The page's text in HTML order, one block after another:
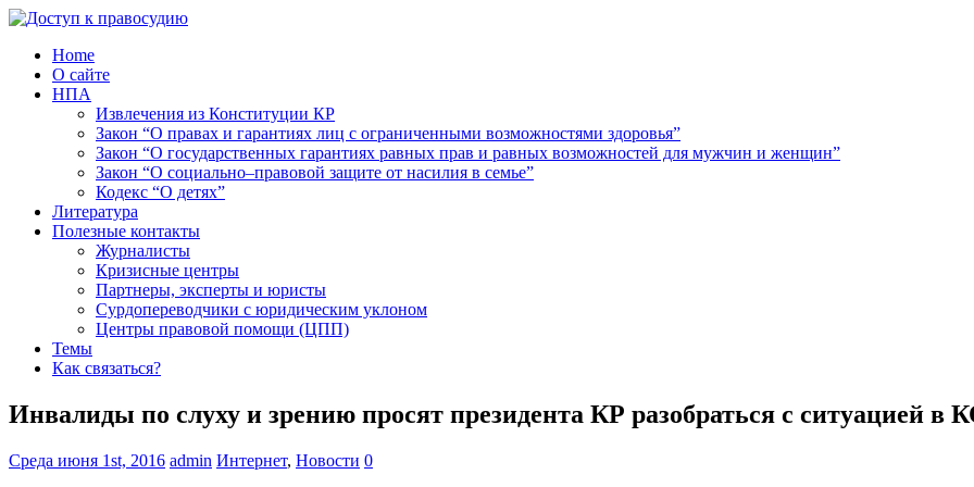
Home
О сайте
НПА
Извлечения из Конституции КР
Закон “О правах и гарантиях лиц с ограниченными возможностями здоровья”
Закон “О государственных гарантиях равных прав и равных возможностей для мужчин и женщин”
Закон “О социально–правовой защите от насилия в семье”
Кодекс “О детях”
Литература
Полезные контакты
Журналисты
Кризисные центры
Партнеры, эксперты и юристы
Сурдопереводчики с юридическим уклоном
Центры правовой помощи (ЦПП)
Темы
Как связаться?
Инвалиды по слуху и зрению просят президента КР разобраться с ситуацией
Среда июня 1st, 2016 admin Интернет, Новости 0